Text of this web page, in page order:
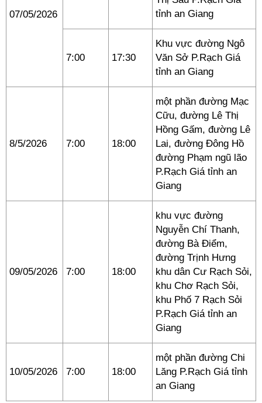
07/05/2026
tỉnh an Giang
7:00 17:30
Khu vực đường Ngô
Văn Sở P.Rạch Giá
tỉnh an Giang
8/5/2026 7:00 18:00
một phần đường Mạc
Cữu, đường Lê Thị
Hồng Gấm, đường Lê
Lai, đường Đông Hồ
đường Phạm ngũ lão
P.Rạch Giá tỉnh an
Giang
09/05/2026 7:00 18:00
khu vực đường
Nguyễn Chí Thanh,
đường Bà Điểm,
đường Trịnh Hưng
khu dân Cư Rạch Sỏi,
khu Chơ Rạch Sỏi,
khu Phố 7 Rạch Sỏi
P.Rạch Giá tỉnh an
Giang
10/05/2026 7:00 18:00
một phần đường Chi
Lăng P.Rạch Giá tỉnh
an Giang